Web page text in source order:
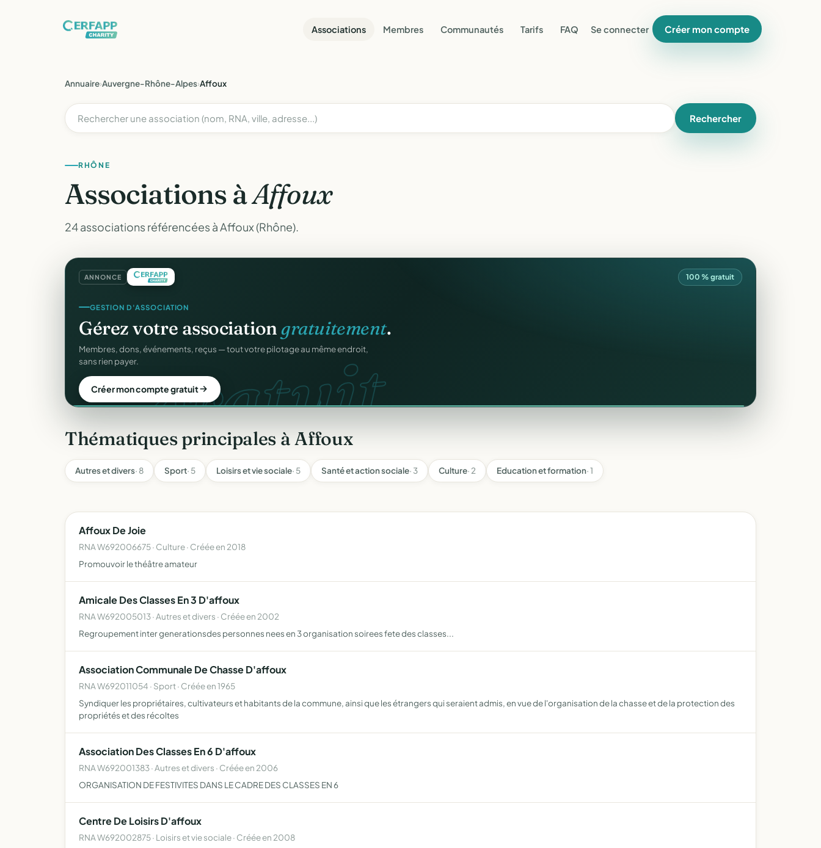
Associations Membres Communautés Tarifs FAQ Se connecter Créer mon compte
Annuaire›Auvergne-Rhône-Alpes›Affoux
Rechercher
RHÔNE
Associations àAffoux
24 associations référencées à Affoux (Rhône).
ANNONCE 100 % gratuit
web.
SITE WEB
Votre site web d'associationoffert.
Une page publique élégante et un site de collecte, prêts en cinq minutes.
Sans webmaster.
Créer mon site gratuit
Thématiques principales à Affoux
Autres et divers· 8 Sport· 5 Loisirs et vie sociale· 5 Santé et action sociale· 3 Culture· 2 Education et formation· 1
Affoux De Joie
RNA W692006675 · Culture · Créée en 2018
Promouvoir le théâtre amateur
Amicale Des Classes En 3 D'affoux
RNA W692005013 · Autres et divers · Créée en 2002
Regroupement inter generationsdes personnes nees en 3 organisation soirees fete des classes...
Association Communale De Chasse D'affoux
RNA W692011054 · Sport · Créée en 1965
Syndiquer les propriétaires, cultivateurs et habitants de la commune, ainsi que les étrangers qui seraient admis, en vue de l'organisation de la chasse et de la protection des
propriétés et des récoltes
Association Des Classes En 6 D'affoux
RNA W692001383 · Autres et divers · Créée en 2006
ORGANISATION DE FESTIVITES DANS LE CADRE DES CLASSES EN 6
Centre De Loisirs D'affoux
RNA W692002875 · Loisirs et vie sociale · Créée en 2008